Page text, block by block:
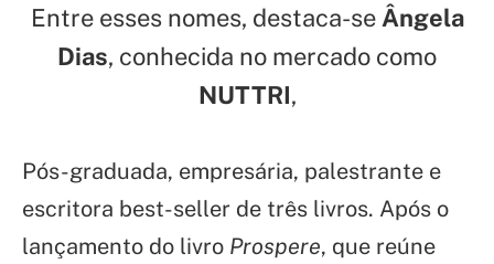
Entre esses nomes, destaca-se Ângela
Dias, conhecida no mercado como
NUTTRI,
Pós-graduada, empresária, palestrante e
escritora best-seller de três livros. Após o
lançamento do livro Prospere, que reúne